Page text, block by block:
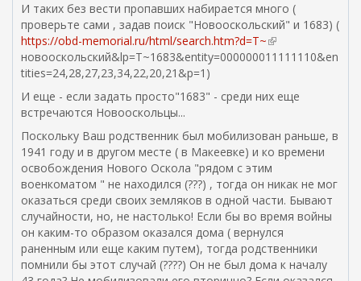
И таких без вести пропавших набирается много (
проверьте сами , задав поиск "Новооскольский" и 1683) (
https://obd-memorial.ru/html/search.htm?d=T~(
в
ш
я
я
с
с
ы
л
к
а
)
новооскольский&lp=T~1683&entity=000000011111110&en
tities=24,28,27,23,34,22,20,21&p=1)
И еще - если задать просто"1683" - среди них еще
встречаются Новооскольцы...
Поскольку Ваш родственник был мобилизован раньше, в
1941 году и в другом месте ( в Макеевке) и ко времени
освобождения Нового Оскола "рядом с этим
военкоматом " не находился (???) , тогда он никак не мог
оказаться среди своих земляков в одной части. Бывают
случайности, но, не настолько! Если бы во время войны
он каким-то образом оказался дома ( вернулся
раненным или еще каким путем), тогда родственники
помнили бы этот случай (????) Он не был дома к началу